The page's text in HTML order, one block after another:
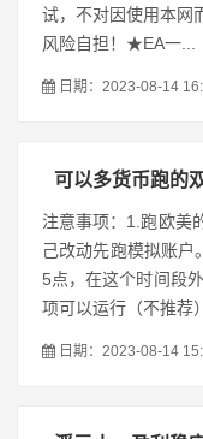
试，不对因使用本网
风险自担！★EA一...
日期：2023-08-14
可以多货币跑的
注意事项：1.跑欧美
己改动先跑模拟账户
5点，在这个时间段
项可以运行（不推荐
日期：2023-08-14